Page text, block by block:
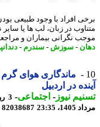
افراد با وجود طبیعی
در زبان، لب ها یا سایر
نگرانی بیماران و مراجعه
-سوزش-سندرم-
ماندگاری هوای گرم تا
در اردبیل
نیوز-اجتماعی-
23:35
82038687